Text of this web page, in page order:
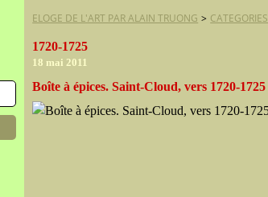
ELOGE DE L'ART PAR ALAIN TRUONG > CATEGORIES
1720-1725
18 mai 2011
Boîte à épices. Saint-Cloud, vers 1720-1725